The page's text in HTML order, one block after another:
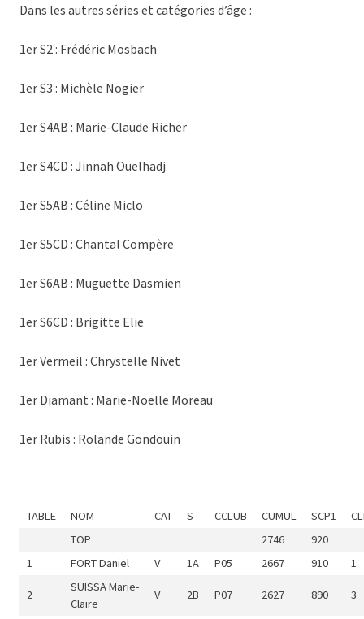
Dans les autres séries et catégories d’âge :
1er S2 : Frédéric Mosbach
1er S3 : Michèle Nogier
1er S4AB : Marie-Claude Richer
1er S4CD : Jinnah Ouelhadj
1er S5AB : Céline Miclo
1er S5CD : Chantal Compère
1er S6AB : Muguette Dasmien
1er S6CD : Brigitte Elie
1er Vermeil : Chrystelle Nivet
1er Diamant : Marie-Noëlle Moreau
1er Rubis : Rolande Gondouin
TABLE NOM CAT S CCLUB CUMUL SCP1
TOP
2746
920
1
FORT Daniel V 1A P05 2667 910 1
2
SUISSA Marie-
Claire
V 2B P07 2627 890 3